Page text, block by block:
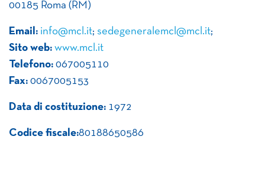
00185 Roma (RM)
Email: info@mcl.it; sedegeneralemcl@mcl.it;
Sito web: www.mcl.it
Telefono: 067005110
Fax: 0067005153
Data di costituzione: 1972
Codice fiscale:80188650586